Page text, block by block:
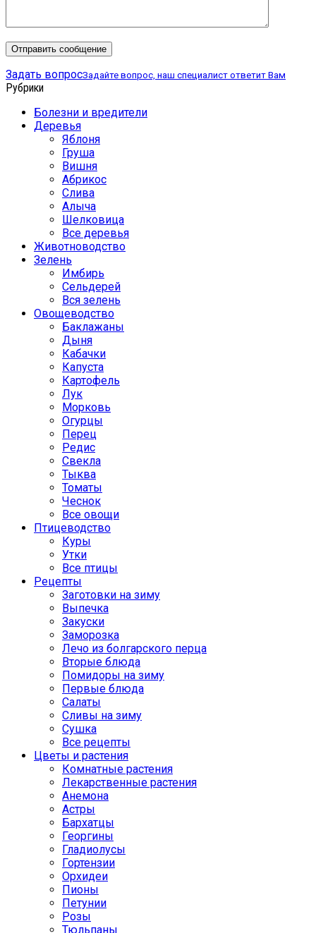
Задать вопросЗадайте вопрос, наш специалист ответит Вам
Рубрики
Болезни и вредители
Деревья
Яблоня
Груша
Вишня
Абрикос
Слива
Алыча
Шелковица
Все деревья
Животноводство
Зелень
Имбирь
Сельдерей
Вся зелень
Овощеводство
Баклажаны
Дыня
Кабачки
Капуста
Картофель
Лук
Морковь
Огурцы
Перец
Редис
Свекла
Тыква
Томаты
Чеснок
Все овощи
Птицеводство
Куры
Утки
Все птицы
Рецепты
Заготовки на зиму
Выпечка
Закуски
Заморозка
Лечо из болгарского перца
Вторые блюда
Помидоры на зиму
Первые блюда
Салаты
Сливы на зиму
Сушка
Все рецепты
Цветы и растения
Комнатные растения
Лекарственные растения
Анемона
Астры
Бархатцы
Георгины
Гладиолусы
Гортензии
Орхидеи
Пионы
Петунии
Розы
Тюльпаны